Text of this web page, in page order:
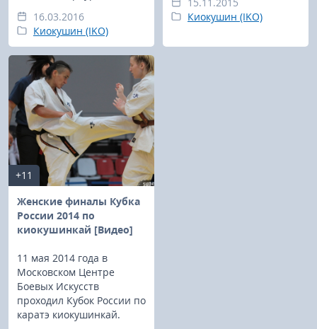
16.03.2016
Киокушин (IKO)
Киокушин (IKO)
+11
Женские финалы Кубка
России 2014 по
киокушинкай [Видео]
11 мая 2014 года в
Московском Центре
Боевых Искусств
проходил Кубок России по
каратэ киокушинкай.